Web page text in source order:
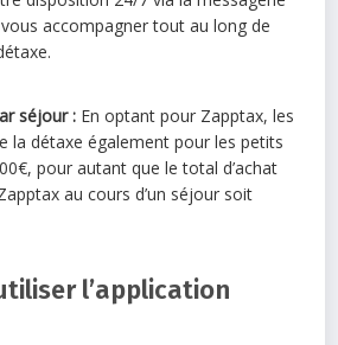
accompagner tout au long de
séjour : En optant pour Zapptax, les
la détaxe également pour les petits
pour autant que le total d’achat
au cours d’un séjour soit
l’application